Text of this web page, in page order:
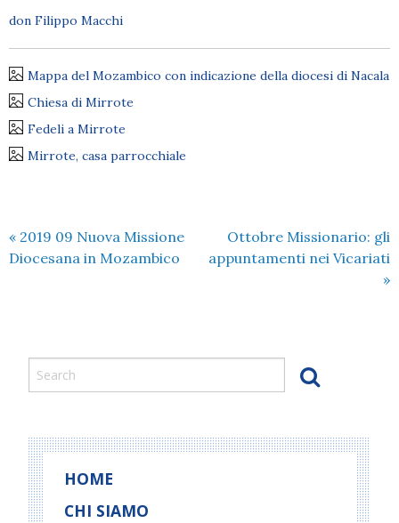
don Filippo Macchi
Mappa del Mozambico con indicazione della diocesi di Nacala
Chiesa di Mirrote
Fedeli a Mirrote
Mirrote, casa parrocchiale
« 2019 09 Nuova Missione
Diocesana in Mozambico
Ottobre Missionario: gli
appuntamenti nei Vicariati
»
HOME
CHI SIAMO